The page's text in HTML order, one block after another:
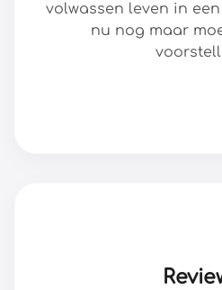
volwassen leven in
nu nog maar